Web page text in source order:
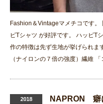
Fashion＆Vintageマメチコです
ピTシャツ が好評です。 ハッピ
作の特徴は先ず生地が挙げられま
（ナイロンの７倍の強度）繊維
2018
NAPRON 癖